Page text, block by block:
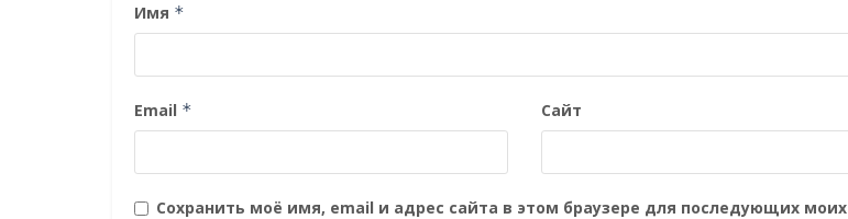
Имя *
Email * Сайт
Сохранить моё имя, email и адрес сайта в этом браузере для последующих моих